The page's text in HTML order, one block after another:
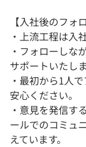
【入社後のフォ
・上流工程は入
・フォローしな
サポートいたしま
・最初から1人
安心ください。
・意見を発信す
ールでのコミュ
えています。